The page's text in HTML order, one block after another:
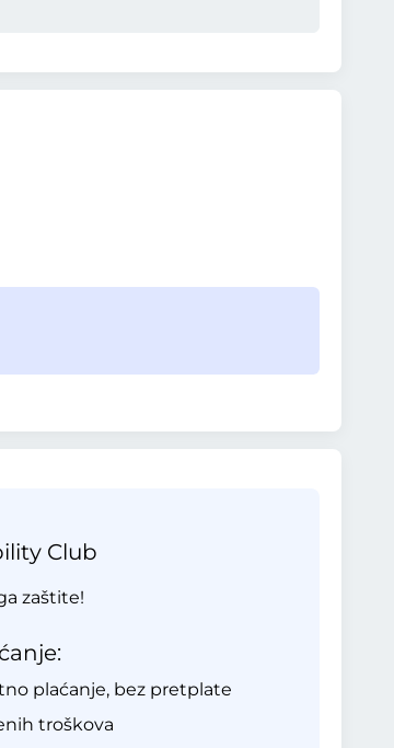
Club
zaštite!
plaćanje, bez pretplate
troškova